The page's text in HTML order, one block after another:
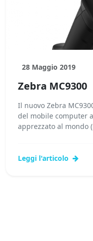
28 Maggio 2019
Zebra MC9300
Il nuovo Zebra
del mobile computer
apprezzato al mondo
Leggi l'articolo